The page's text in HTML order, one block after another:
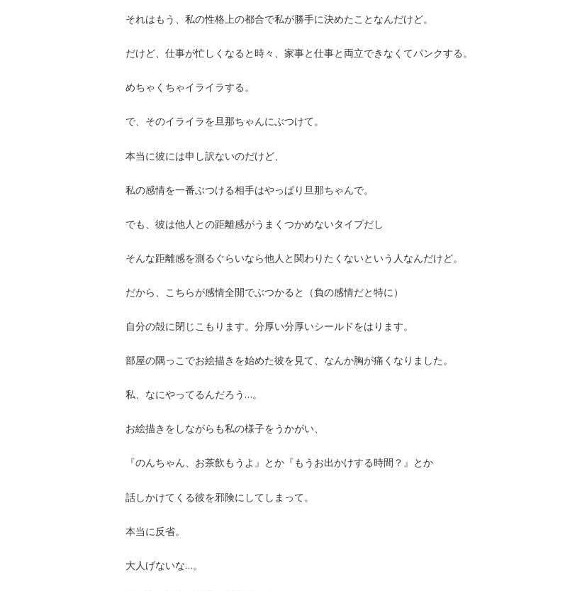
それはもう、私の性格上の都合で私が勝手に決めたことなんだけど。
だけど、仕事が忙しくなると時々、家事と仕事と両立できなくてパンクする。
めちゃくちゃイライラする。
で、そのイライラを旦那ちゃんにぶつけて。
本当に彼には申し訳ないのだけど、
私の感情を一番ぶつける相手はやっぱり旦那ちゃんで。
でも、彼は他人との距離感がうまくつかめないタイプだし
そんな距離感を測るぐらいなら他人と関わりたくないという人なんだけど。
だから、こちらが感情全開でぶつかると（負の感情だと特に）
自分の殻に閉じこもります。分厚い分厚いシールドをはります。
部屋の隅っこでお絵描きを始めた彼を見て、なんか胸が痛くなりました。
私、なにやってるんだろう…。
お絵描きをしながらも私の様子をうかがい、
『のんちゃん、お茶飲もうよ』とか『もうお出かけする時間？』とか
話しかけてくる彼を邪険にしてしまって。
本当に反省。
大人げないな…。